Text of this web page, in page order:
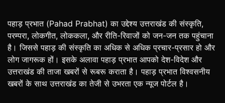
पहाड़ प्रभात (Pahad Prabhat) का उद्देश्य उत्तराखंड की संस्कृति,
परम्परा, लोकगीत, लोककला, और रीति-रिवाजों को जन-जन तक पहुंचाना
है। जिससे पहाड़ की संस्कृति का अधिक से अधिक प्रचार-प्रसार हो और
लोग जागरूक हों। इसके अलावा पहाड़ प्रभात आपको देश-विदेश और
उत्तराखंड की ताजा खबरों से रूबरू कराता है। पहाड़ प्रभात विश्वसनीय
खबरों के साथ उत्तराखंड का तेजी से उभरता एक न्यूज पोर्टल है।